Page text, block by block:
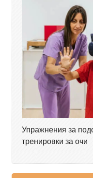
Упражнения за
тренировки за очи